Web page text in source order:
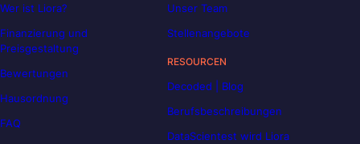
Wer ist Liora?
Finanzierung und
Preisgestaltung
Bewertungen
Hausordnung
FAQ
Unser Team
Stellenangebote
RESOURCEN
Decoded | Blog
Berufsbeschreibungen
DataScientest wird Liora